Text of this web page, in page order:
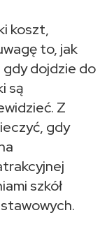
koszt,
to, jak
gdy dojdzie do
są
Z
gdy
szkół